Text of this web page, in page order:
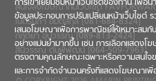
สนใจลงโฆษณากับเว็บไซต์
เนตรนภา อมตสกุล [081-684-8324]
กฤตยา อุปวรรณ [089-813-2424]
สินีวรรณ ตันพิพัฒน์ [064-509-7963]
การเข้าเยี่ยมชมหน้าเว็บไซต์ของท่าน เพื่อนำ
ข้อมูลประกอบการปรับเปลี่ยนหน้าเว็บไซต์
เสนอโฆษณาเพื่อการพาณิชย์ให้เหมาะสมกั
อย่างแม่นยำมากขึ้น เช่น การเลือกแสดงโ
ตรงตามคุณลักษณะเฉพาะหรือความสนใจ
และการจำกัดจำนวนครั้งที่แสดงโฆษณาเพื่